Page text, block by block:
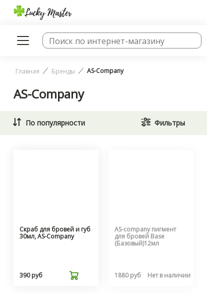
Главная Бренды AS-Company
AS-Company
По популярности Фильтры
Скраб для бровей и губ
30мл, AS-Company
390 руб
AS-company пигмент
для бровей Base
(Базовый)12мл
1880 руб Нет в наличии